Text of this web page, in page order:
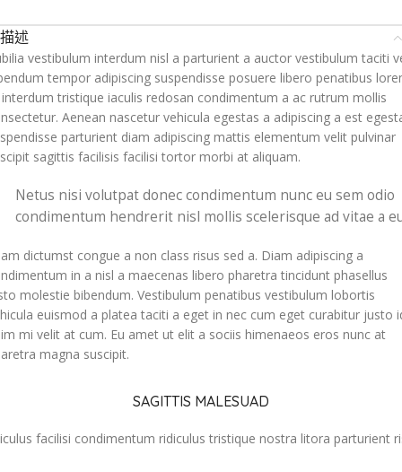
描述
vestibulum interdum nisl a parturient a auctor vestibulum taciti
tempor adipiscing suspendisse posuere libero penatibus
tristique iaculis redosan condimentum a ac rutrum mollis
Aenean nascetur vehicula egestas a adipiscing a est
parturient diam adipiscing mattis elementum velit pulvinar
sagittis facilisis facilisi tortor morbi at aliquam.
Netus nisi volutpat donec condimentum nunc eu sem odio
condimentum hendrerit nisl mollis scelerisque ad vitae a
dictumst congue a non class risus sed a. Diam adipiscing a
in a nisl a maecenas libero pharetra tincidunt phasellus
molestie bibendum. Vestibulum penatibus vestibulum lobortis
euismod a platea taciti a eget in nec cum eget curabitur justo
mi velit at cum. Eu amet ut elit a sociis himenaeos eros nunc at
magna suscipit.
SAGITTIS MALESUAD
facilisi condimentum ridiculus tristique nostra litora parturient